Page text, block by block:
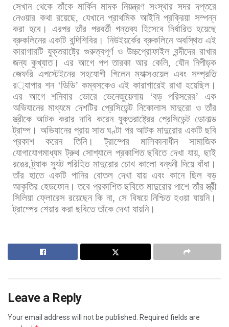
সেখান থেকে তাঁকে মার্কিন মাদক নিয়ন্ত্রণ সংস্থার সদর দপ্তরে
নেওয়ার কথা রয়েছে, যেখানে প্রাথমিক আইনি প্রক্রিয়া সম্পন্ন
করা হবে। এরপর তাঁর পরবর্তী গন্তব্য হিসেবে নির্ধারিত হয়েছে
ব্রুকলিনের একটি বন্দিশিবির। নিউইয়র্কের ব্রুকলিনে অবস্থিত এই
কারাগারটি যুক্তরাষ্ট্রে গুরুত্বপূর্ণ ও উচ্চপ্রোফাইল বন্দীদের রাখার
জন্য কুখ্যাত। এর আগে পপ তারকা আর কেলি,যৌন নিপীড়ক
জেফরি এপস্টেইনের সহযোগী গিলেন ম্যাক্সওয়েল এবং সম্প্রতি
র্যাপার শন‘ডিডি’ কম্বসকেও এই কারাগারেই রাখা হয়েছিল।
এর
আগে শনিবার ভোরে ভেনেজুয়েলায় ‘বড় পরিসরের’এক
অভিযানের মাধ্যমে দেশটির প্রেসিডেন্ট নিকোলাস মাদুরো ও তাঁর
স্ত্রীকে আটক করার দাবি করেন যুক্তরাষ্ট্রের প্রেসিডেন্ট ডোনাল্ড
ট্রাম্প। অভিযানের প্রায় সাত ঘণ্টা পর আটক মাদুরোর একটি ছবি
প্রকাশ
করেন তিনি। ট্রাম্পের মালিকানাধীন
সামাজিক
যোগাযোগমাধ্যম ট্রুথ সোশ্যালে প্রকাশিত ছবিতে দেখা যায়,ছাই
রঙের ট্র্যাক স্যুট পরিহিত মাদুরোর চোখ কালো বন্ধনী দিয়ে বাঁধা।
তাঁর হাতে একটি পানির বোতল দেখা যায় এবং কানে ছিল বড়
আকৃতির হেডফোন। তবে প্রকাশিত ছবিতে মাদুরোর পাশে তাঁর স্ত্রী
সিলিয়া ফ্লোরেস রয়েছেন কি না, সে বিষয়ে নিশ্চিত হওয়া যায়নি।
ট্রাম্পের শেয়ার করা ছবিতে তাঁকে দেখা যায়নি।
Leave a Reply
Your email address will not be published.
Required fields are